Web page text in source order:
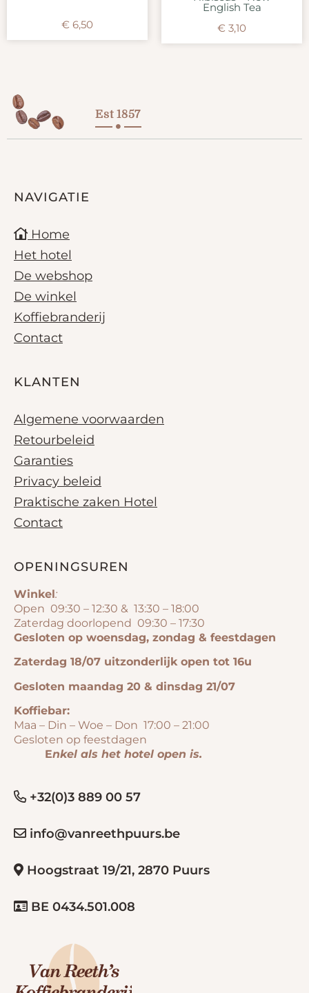
€ 6,50
English Tea
€ 3,10
Est 1857
NAVIGATIE
Home
Het hotel
De webshop
De winkel
Koffiebranderij
Contact
KLANTEN
Algemene voorwaarden
Retourbeleid
Garanties
Privacy beleid
Praktische zaken Hotel
Contact
OPENINGSUREN
Winkel:
Open 09:30 – 12:30 & 13:30 – 18:00
Zaterdag doorlopend 09:30 – 17:30
Gesloten op woensdag, zondag & feestdagen
Zaterdag 18/07 uitzonderlijk open tot 16u
Gesloten maandag 20 & dinsdag 21/07
Koffiebar:
Maa – Din – Woe – Don 17:00 – 21:00
Gesloten op feestdagen
Enkel als het hotel open is.
+32(0)3 889 00 57
info@vanreethpuurs.be
Hoogstraat 19/21, 2870 Puurs
BE 0434.501.008